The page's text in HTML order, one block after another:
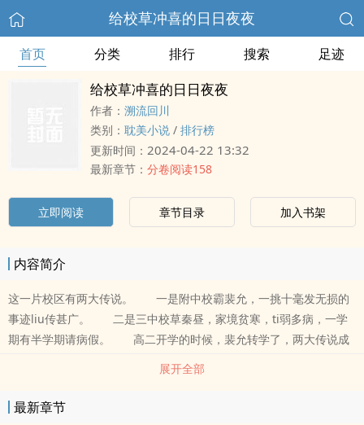
给校草冲喜的日日夜夜
首页 分类 排行 搜索 足迹
给校草冲喜的日日夜夜
作者： 溯流回川
类别： 耽美小说 / 排行榜
更新时间： 2024-04-22 13:32
最新章节： 分卷阅读158
立即阅读 章节目录 加入书架
内容简介
这一片校区有两大传说。 一是附中校霸裴允，一挑十毫发无损的
事迹liu传甚广。 二是三中校草秦昼，家境贫寒，ti弱多病，一学
期有半学期请病假。 高二开学的时候，裴允转学了，两大传说成
了同桌。 刚开始，同班同学都害怕裴允欺负校草，后来，他们眼
睁睁看着裴允不知哪来的自信，非要教秦昼学习。 秦昼：“你的月
考才考了250分。” 裴允：“分数并不能衡量一切，我要传授给你的
展开全部
最新章节